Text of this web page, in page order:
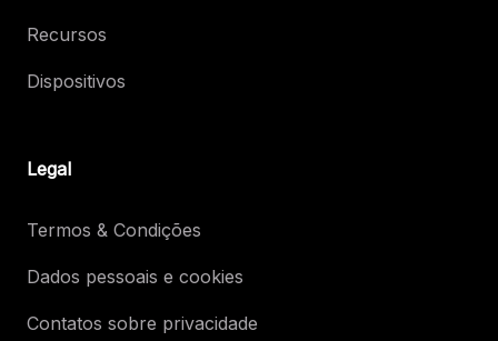
Recursos
Dispositivos
Legal
Termos & Condições
Dados pessoais e cookies
Contatos sobre privacidade